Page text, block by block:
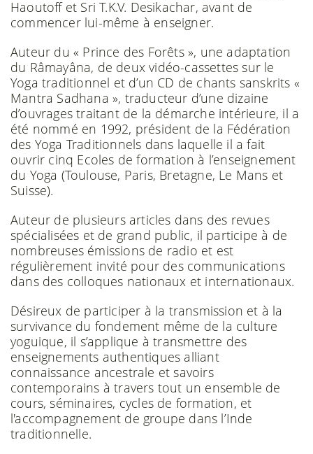
Haoutoff et Sri T.K.V. Desikachar, avant de
commencer lui-même à enseigner.
Auteur du « Prince des Forêts », une adaptation
du Râmayâna, de deux vidéo-cassettes sur le
Yoga traditionnel et d’un CD de chants sanskrits «
Mantra Sadhana », traducteur d’une dizaine
d’ouvrages traitant de la démarche intérieure, il a
été nommé en 1992, président de la Fédération
des Yoga Traditionnels dans laquelle il a fait
ouvrir cinq Ecoles de formation à l’enseignement
du Yoga (Toulouse, Paris, Bretagne, Le Mans et
Suisse).
Auteur de plusieurs articles dans des revues
spécialisées et de grand public, il participe à de
nombreuses émissions de radio et est
régulièrement invité pour des communications
dans des colloques nationaux et internationaux.
Désireux de participer à la transmission et à la
survivance du fondement même de la culture
yoguique, il s’applique à transmettre des
enseignements authentiques alliant
connaissance ancestrale et savoirs
contemporains à travers tout un ensemble de
cours, séminaires, cycles de formation, et
l'accompagnement de groupe dans l’Inde
traditionnelle.